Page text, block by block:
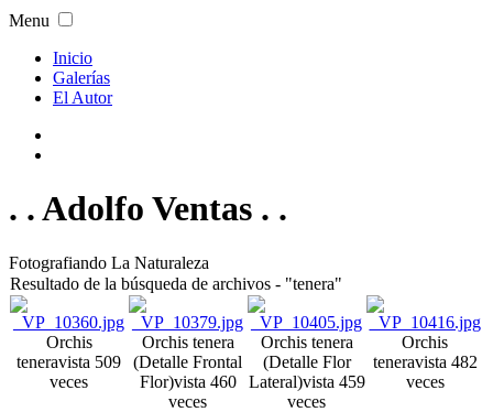
Menu
Inicio
Galerías
El Autor
. . Adolfo Ventas . .
Fotografiando La Naturaleza
Resultado de la búsqueda de archivos - "tenera"
Orchis
teneravista 509
veces
Orchis tenera
(Detalle Frontal
Flor)vista 460
veces
Orchis tenera
(Detalle Flor
Lateral)vista 459
veces
Orchis
teneravista 482
veces